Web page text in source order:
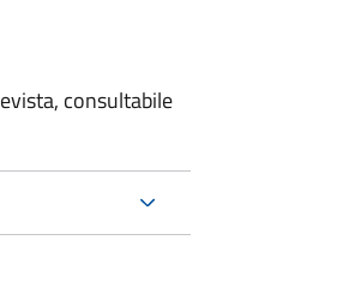
consultabile